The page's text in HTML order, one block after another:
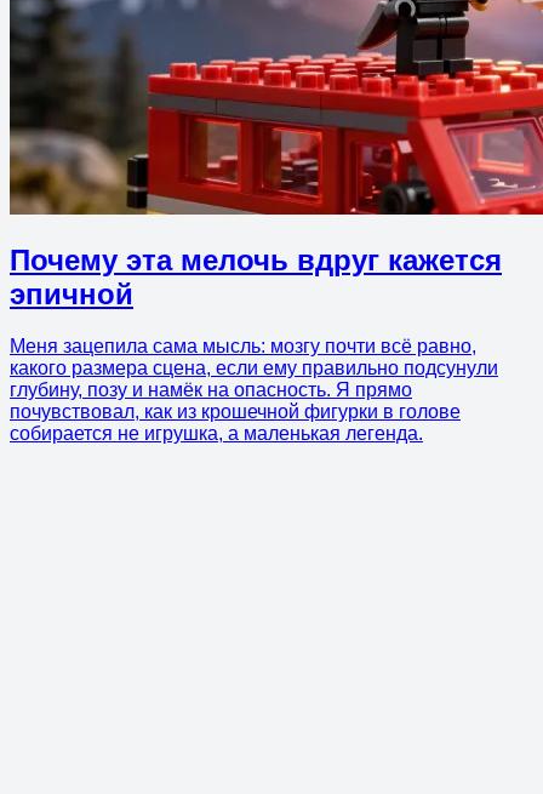
Почему эта мелочь вдруг кажется
эпичной
Меня зацепила сама мысль: мозгу почти всё равно,
какого размера сцена, если ему правильно подсунули
глубину, позу и намёк на опасность. Я прямо
почувствовал, как из крошечной фигурки в голове
собирается не игрушка, а маленькая легенда.